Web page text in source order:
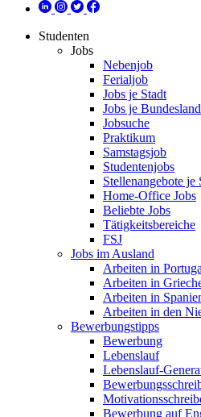
Studenten
Jobs
Nebenjob
Ferialjob
Jobs je Stadt
Jobs je Bundesland
Jobsuche
Praktikum
Samstagsjob
Studentenjobs
Stellenangebote je
Home-Office Jobs
Beliebte Jobs
Tätigkeitsbereiche
FSJ
Jobs im Ausland
Arbeiten in
Arbeiten in
Arbeiten in
Arbeiten in den
Bewerbungstipps
Bewerbung
Lebenslauf
Lebenslauf-
Bewerbung auf